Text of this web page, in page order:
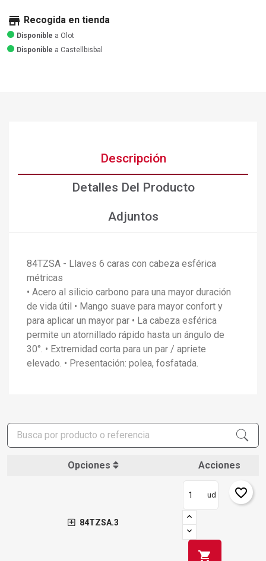
Añadir a la lista de deseos×
Crear lista de deseos ×
Iniciar sesión
Debe iniciar sesión para guardar productos en su lista de
store Recogida en tienda
Disponible a Olot
Disponible a Castellbisbal
Descripción
Detalles Del Producto
Adjuntos
84TZSA - Llaves 6 caras con cabeza esférica
métricas
• Acero al silicio carbono para una mayor duración
de vida útil • Mango suave para mayor confort y
para aplicar un mayor par • La cabeza esférica
permite un atornillado rápido hasta un ángulo de
30°. • Extremidad corta para un par / apriete
elevado. • Presentación: polea, fosfatada.
Opciones Acciones
84TZSA.3
ud
shopping_cart
favorite_border